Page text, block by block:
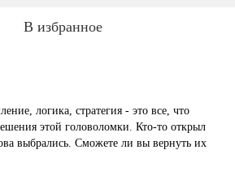
В избранное
логика, стратегия - это все, что
этой головоломки. Кто-то открыл
выбрались. Сможете ли вы вернуть их